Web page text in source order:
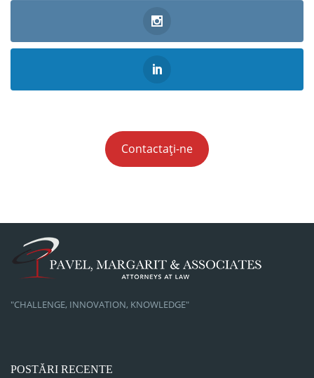
Contactați-ne
"CHALLENGE, INNOVATION, KNOWLEDGE"
POSTĂRI RECENTE